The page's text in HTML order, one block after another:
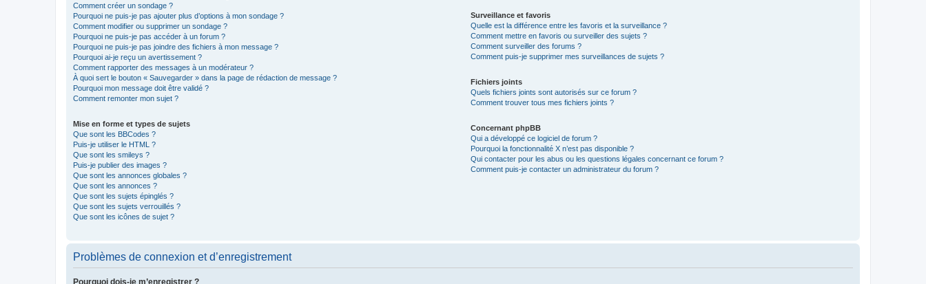
Comment créer un sondage ?
Pourquoi ne puis-je pas ajouter plus d’options à mon sondage ?
Comment modifier ou supprimer un sondage ?
Pourquoi ne puis-je pas accéder à un forum ?
Pourquoi ne puis-je pas joindre des fichiers à mon message ?
Pourquoi ai-je reçu un avertissement ?
Comment rapporter des messages à un modérateur ?
À quoi sert le bouton « Sauvegarder » dans la page de rédaction de message ?
Pourquoi mon message doit être validé ?
Comment remonter mon sujet ?
Mise en forme et types de sujets
Que sont les BBCodes ?
Puis-je utiliser le HTML ?
Que sont les smileys ?
Puis-je publier des images ?
Que sont les annonces globales ?
Que sont les annonces ?
Que sont les sujets épinglés ?
Que sont les sujets verrouillés ?
Que sont les icônes de sujet ?
Surveillance et favoris
Quelle est la différence entre les favoris et la surveillance ?
Comment mettre en favoris ou surveiller des sujets ?
Comment surveiller des forums ?
Comment puis-je supprimer mes surveillances de sujets ?
Fichiers joints
Quels fichiers joints sont autorisés sur ce forum ?
Comment trouver tous mes fichiers joints ?
Concernant phpBB
Qui a développé ce logiciel de forum ?
Pourquoi la fonctionnalité X n’est pas disponible ?
Qui contacter pour les abus ou les questions légales concernant ce forum ?
Comment puis-je contacter un administrateur du forum ?
Problèmes de connexion et d’enregistrement
Pourquoi dois-je m’enregistrer ?